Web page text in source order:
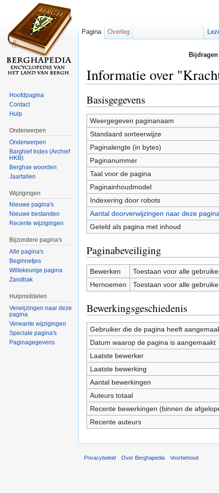
Informatie over
Basisgegevens
Weergegeven paginanaam
Standaard sorteerwijze
Paginalengte (in bytes)
Paginanummer
Taal voor de pagina
Paginainhoudmodel
Indexering door robots
Aantal doorverwijzingen naar deze
Geteld als pagina met inhoud
Paginabeveiliging
Bewerken
Toestaan voor alle
Hernoemen
Toestaan voor alle
Bewerkingsgeschiedenis
Gebruiker die de pagina heeft
Datum waarop de pagina is aangemaakt
Laatste bewerker
Laatste bewerking
Aantal bewerkingen
Auteurs totaal
Recente bewerkingen (binnen de
Recente auteurs
Pagina Overleg
Hoofdpagina
Contact
Hulp
Onderwerpen
Onderwerpen
Barghief Index (Archief
HKB)
Berghse woorden
Jaartallen
Wijzigingen
Nieuwe pagina's
Nieuwe bestanden
Recente wijzigingen
Bijzondere pagina's
Alle pagina's
Beginnetjes
Willekeurige pagina
Zandbak
Hulpmiddelen
Verwijzingen naar deze
pagina
Verwante wijzigingen
Speciale pagina's
Paginagegevens
Privacybeleid Over Berghapedia Voorbehoud